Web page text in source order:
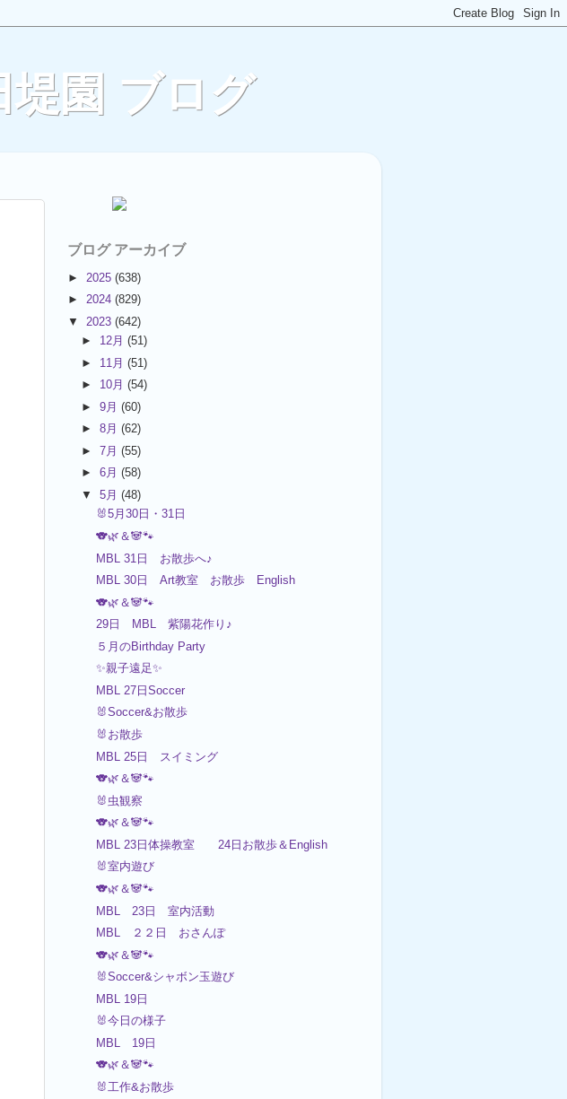
堤園 ブログ
ブログ アーカイブ
► 2025 (638)
► 2024 (829)
▼ 2023 (642)
► 12月(51)
► 11月(51)
► 10月(54)
►9月(60)
►8月(62)
►7月(55)
►6月(58)
▼5月(48)
🐰5月30日・31日
🐨🌿＆🐼🐾
MBL 31日 お散歩へ♪
MBL 30日 Art教室 お散歩 English
🐨🌿＆🐼🐾
29日 MBL 紫陽花作り♪
５月のBirthday Party
✨親子遠足✨
MBL 27日Soccer
🐰Soccer&お散歩
🐰お散歩
MBL 25日 スイミング
🐨🌿＆🐼🐾
🐰虫観察
🐨🌿＆🐼🐾
MBL 23日体操教室 24日お散歩＆English
🐰室内遊び
🐨🌿＆🐼🐾
MBL 23日 室内活動
MBL ２２日 おさんぽ
🐨🌿＆🐼🐾
🐰Soccer&シャボン玉遊び
MBL 19日
🐰今日の様子
MBL 19日
🐨🌿＆🐼🐾
🐰工作&お散歩